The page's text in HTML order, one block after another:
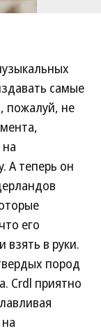
самые
пожалуй, не
А теперь он
его
взять в руки.
пород
Crdl приятно